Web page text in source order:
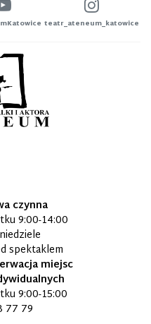
teatr_ateneum_katowice
czynna
9:00-14:00
spektaklem
miejsc
9:00-15:00
77 79